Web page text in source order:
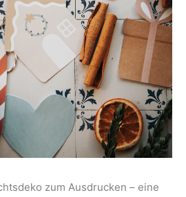
zum Ausdrucken – eine